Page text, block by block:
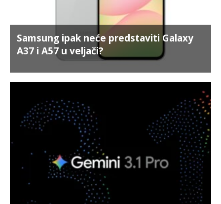
Samsung ipak neće predstaviti Galaxy
A37 i A57 u veljači?